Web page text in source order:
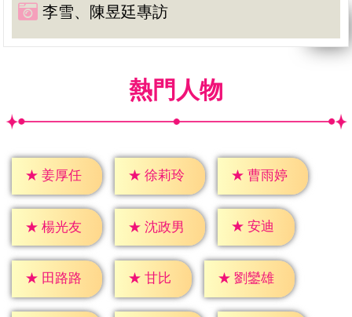
李雪、陳昱廷專訪
熱門人物
★ 姜厚任 ★ 徐莉玲 ★ 曹雨婷
★ 楊光友 ★ 沈政男 ★ 安迪
★ 田路路 ★ 甘比 ★ 劉鑾雄